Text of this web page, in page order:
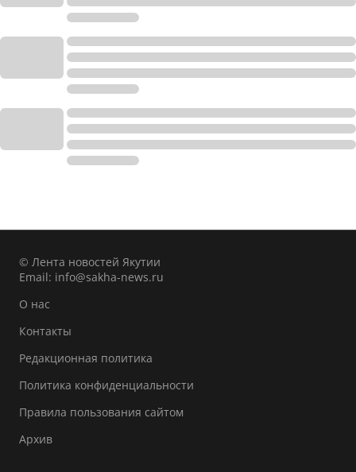
© Лента новостей Якутии
Email: info@sakha-news.ru
О нас
Контакты
Редакционная политика
Политика конфиденциальности
Правила пользования сайтом
Архив